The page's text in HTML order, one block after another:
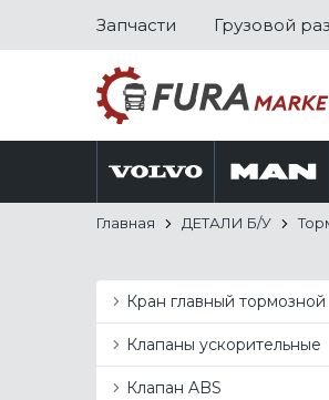
Запчасти Грузовой
Главная ДЕТАЛИ Б/У
Кран главный тормозной
Клапаны ускорительные
Клапан ABS